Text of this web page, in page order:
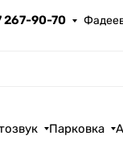
267-90-70
Парковка